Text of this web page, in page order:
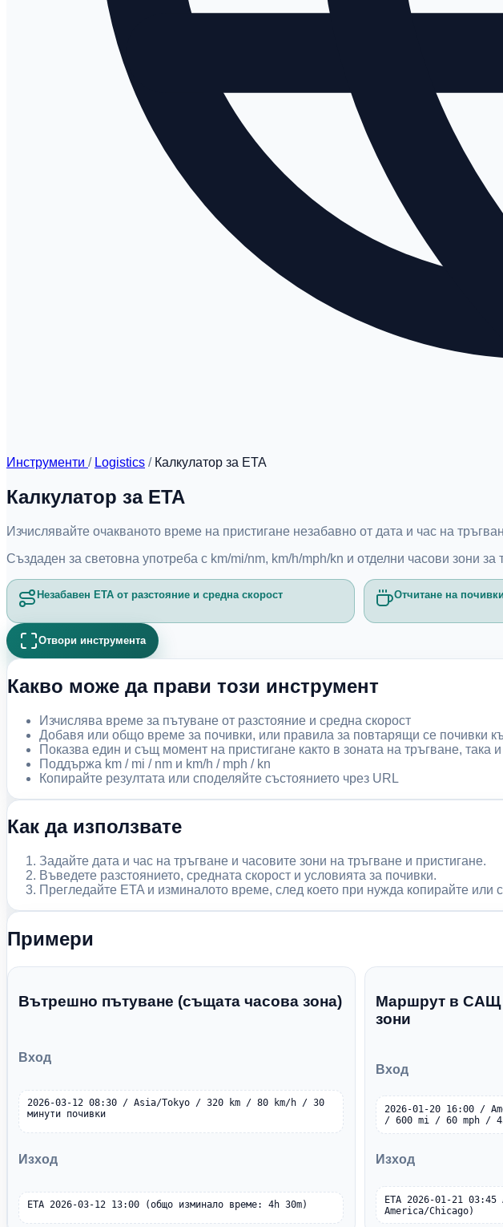
Инструменти / Logistics / Калкулатор за ETA
Калкулатор за ETA
Изчислявайте очакваното време на пристигане незабавно от дата и час на
Създаден за световна употреба с km/mi/nm, km/h/mph/kn и отделни часови зони за
Незабавен ETA от разстояние и средна скорост Отчитане на
Отвори инструмента
Какво може да прави този инструмент
Изчислява време за пътуване от разстояние и средна скорост
Добавя или общо време за почивки, или правила за повтарящи се почивки
Показва един и същ момент на пристигане както в зоната на тръгване, така
Поддържа km / mi / nm и km/h / mph / kn
Копирайте резултата или споделяйте състоянието чрез URL
Как да използвате
Задайте дата и час на тръгване и часовите зони на тръгване и пристигане.
Въведете разстоянието, средната скорост и условията за почивки.
Прегледайте ETA и изминалото време, след което при нужда копирайте или
Примери
Вътрешно пътуване (същата часова зона)
Вход
2026-03-12 08:30 / Asia/Tokyo / 320 km / 80 km/h / 30
минути почивки
Изход
ETA 2026-03-12 13:00 (общо изминало време: 4h 30m)
Маршрут в САЩ
зони
Вход
2026-01-20 16:00 /
/ 600 mi / 60 mph /
Изход
ETA 2026-01-21 03:45
America/Chicago)